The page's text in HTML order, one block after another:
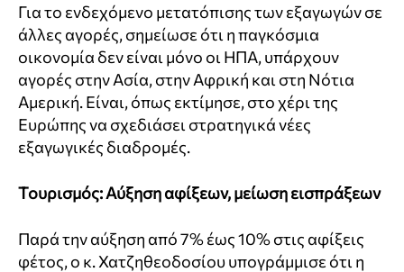
Για το ενδεχόμενο μετατόπισης των εξαγωγών σε
άλλες αγορές, σημείωσε ότι η παγκόσμια
οικονομία δεν είναι μόνο οι ΗΠΑ, υπάρχουν
αγορές στην Ασία, στην Αφρική και στη Νότια
Αμερική. Είναι, όπως εκτίμησε, στο χέρι της
Ευρώπης να σχεδιάσει στρατηγικά νέες
εξαγωγικές διαδρομές.
Τουρισμός: Αύξηση αφίξεων, μείωση εισπράξεων
Παρά την αύξηση από 7% έως 10% στις αφίξεις
φέτος, ο κ. Χατζηθεοδοσίου υπογράμμισε ότι η